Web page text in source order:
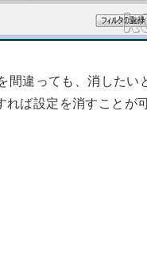
違っても、消したい
れば設定を消すことが